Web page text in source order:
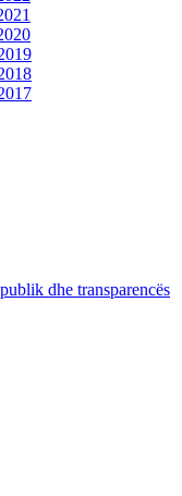
dhe transparencës